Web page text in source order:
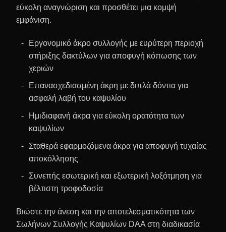
εύκολη αναγνώριση και προσθέτει μια κομψή
εμφάνιση.
Εργονομικό άκρο συλλογής με ευρύτερη περιοχή
στήριξης δακτύλων για αποφυγή κόπωσης των
χεριών
Επανασχεδιασμένη άκρη με διπλά δόντια για
ασφαλή λαβή του καψυλίου
Ημιδιαφανή άκρα για εύκολη ορατότητα των
καψυλίων
Σταθερά εφαρμοζόμενα άκρα για αποφυγή τυχαίας
αποκόλλησης
Συνεπής εσωτερική και εξωτερική λοξότμηση για
βέλτιστη τροφοδοσία
Βιώστε την άνεση και την αποτελεσματικότητα των
Σωλήνων Συλλογής Καψυλίων DAA στη διαδικασία